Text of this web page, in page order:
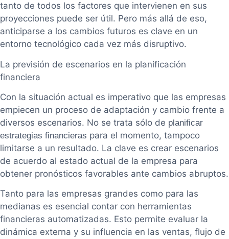
tanto de todos los factores que intervienen en sus
proyecciones puede ser útil. Pero más allá de eso,
anticiparse a los cambios futuros es clave en un
entorno tecnológico cada vez más disruptivo.
La previsión de escenarios en la planificación
financiera
Con la situación actual es imperativo que las empresas
empiecen un proceso de adaptación y cambio frente a
diversos escenarios. No se trata sólo de planificar
estrategias financieras para el momento, tampoco
limitarse a un resultado. La clave es crear escenarios
de acuerdo al estado actual de la empresa para
obtener pronósticos favorables ante cambios abruptos.
Tanto para las empresas grandes como para las
medianas es esencial contar con herramientas
financieras automatizadas. Esto permite evaluar la
dinámica externa y su influencia en las ventas, flujo de